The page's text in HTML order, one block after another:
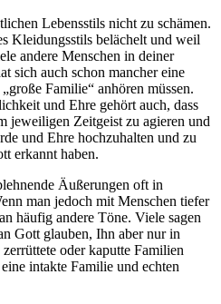
Lebensstils nicht zu schämen.
Kleidungsstils belächelt und weil
andere Menschen in deiner
sich auch schon mancher eine
Familie“ anhören müssen.
und Ehre gehört auch, dass
jeweiligen Zeitgeist zu agieren und
und Ehre hochzuhalten und zu
erkannt haben.
Äußerungen oft in
man jedoch mit Menschen tiefer
häufig andere Töne. Viele sagen
Gott glauben, Ihn aber nur in
oder kaputte Familien
intakte Familie und echten